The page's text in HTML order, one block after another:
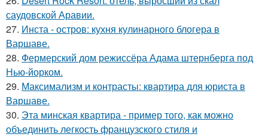
саудовской Аравии.
27. Инста - остров: кухня кулинарного блогера в
Варшаве.
28. Фермерский дом режиссёра Адама штернберга под
Нью-йорком.
29. Максимализм и контрасты: квартира для юриста в
Варшаве.
30. Эта минская квартира - пример того, как можно
объединить легкость французского стиля и